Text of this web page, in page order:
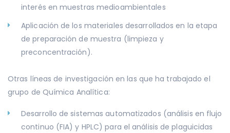
interés en muestras medioambientales
Aplicación de los materiales desarrollados en la etapa
de preparación de muestra (limpieza y
preconcentración).
Otras líneas de investigación en las que ha trabajado el
grupo de Química Analítica:
Desarrollo de sistemas automatizados (análisis en flujo
continuo (FIA) y HPLC) para el análisis de plaguicidas